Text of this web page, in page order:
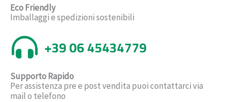
Eco Friendly
Imballaggi e spedizioni sostenibili
Supporto Rapido
Per assistenza pre e post vendita puoi contattarci via
mail o telefono